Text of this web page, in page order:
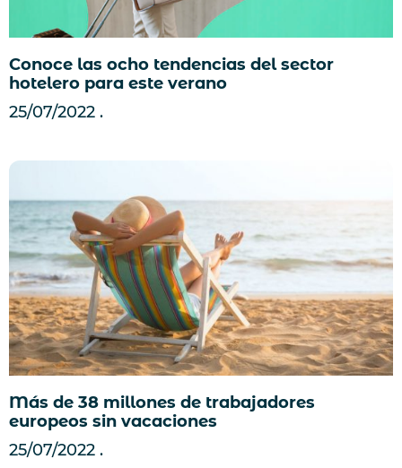
Conoce las ocho tendencias del sector
hotelero para este verano
25/07/2022
Más de 38 millones de trabajadores
europeos sin vacaciones
25/07/2022